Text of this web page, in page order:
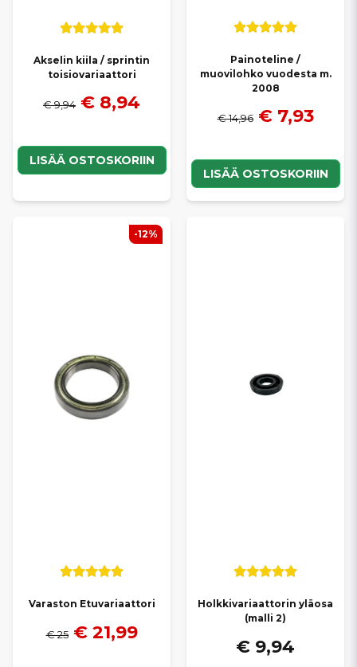
Akselin kiila / sprintin
toisiovariaattori
€ 9,94 € 8,94
LISÄÄ OSTOSKORIIN
Painoteline /
muovilohko vuodesta m.
2008
€ 14,96 € 7,93
LISÄÄ OSTOSKORIIN
Varaston Etuvariaattori
€ 25 € 21,99
-12%
Holkkivariaattorin yläosa
(malli 2)
€ 9,94